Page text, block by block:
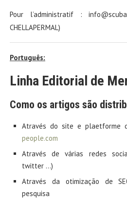
Pour l’administratif :
CHELLAPERMAL)
Português:
Linha Editorial de
Como os artigos são
Através do site e plaetforme
people.com
Através de várias redes
twitter …)
Através da otimização de
pesquisa